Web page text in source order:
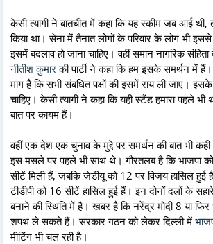
केसी त्यागी ने बातचीत में कहा कि यह स्कीम जब आई थी,
किया था। सेना में तैनात लोगों के परिवार के लोग भी
इसमें बदलाव हो जाना चाहिए। वहीं समान नागरिक
नीतीश कुमारकी पार्टी ने कहा कि हम इसके समर्थन में
मांग है कि सभी संबंधित पक्षों की इसमें राय ली जाए।
चाहिए। केसी त्यागी ने कहा कि यही स्टैंड हमारा पहले
बात पर कायम हैं।
वहीं एक देश एक चुनाव के मुद्दे पर समर्थन की बात भी
इस मसले पर पहले भी साथ थे। गौरतलब है कि भाजपा
सीटें मिली हैं, जबकि जेडीयू को 12 पर विजय हासिल
टीडीपी को 16 सीटें हासिल हुई हैं। इन दोनों दलों के
बनाने की स्थिति में है। खबर है कि नरेंद्र मोदी 8 या
शपथ ले सकते हैं। सरकार गठन को लेकर दिल्ली में
मीटिंग भी चल रही है।